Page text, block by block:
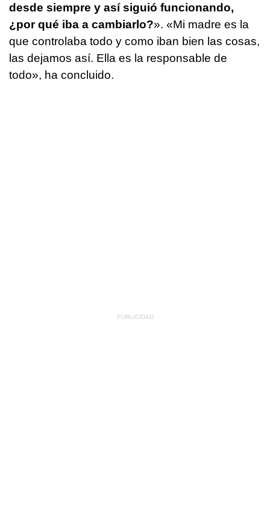
desde siempre y así siguió funcionando,
¿por qué iba a cambiarlo?». «Mi madre es la
que controlaba todo y como iban bien las cosas,
las dejamos así. Ella es la responsable de
todo», ha concluido.